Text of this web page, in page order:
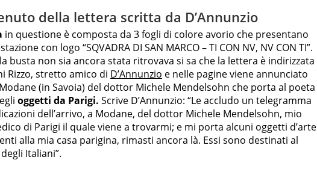
della lettera scritta da D’Annunzio
in questione è composta da 3 fogli di colore avorio che presentano
con logo “SQVADRA DI SAN MARCO – TI CON NV, NV CON TI”.
busta non sia ancora stata ritrovava si sa che la lettera è indirizzata
Rizzo, stretto amico di D’Annunzio e nelle pagine viene annunciato
(in Savoia) del dottor Michele Mendelsohn che porta al poeta
oggetti da Parigi. Scrive D’Annunzio: “Le accludo un telegramma
dell’arrivo, a Modane, del dottor Michele Mendelsohn, mio
di Parigi il quale viene a trovarmi; e mi porta alcuni oggetti d’arte
alla mia casa parigina, rimasti ancora là. Essi sono destinati al
Italiani”.